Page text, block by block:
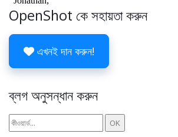
OpenShot কে সহায়তা করুন
এখনই দান করুন!
ব্লগ অনুসন্ধান করুন